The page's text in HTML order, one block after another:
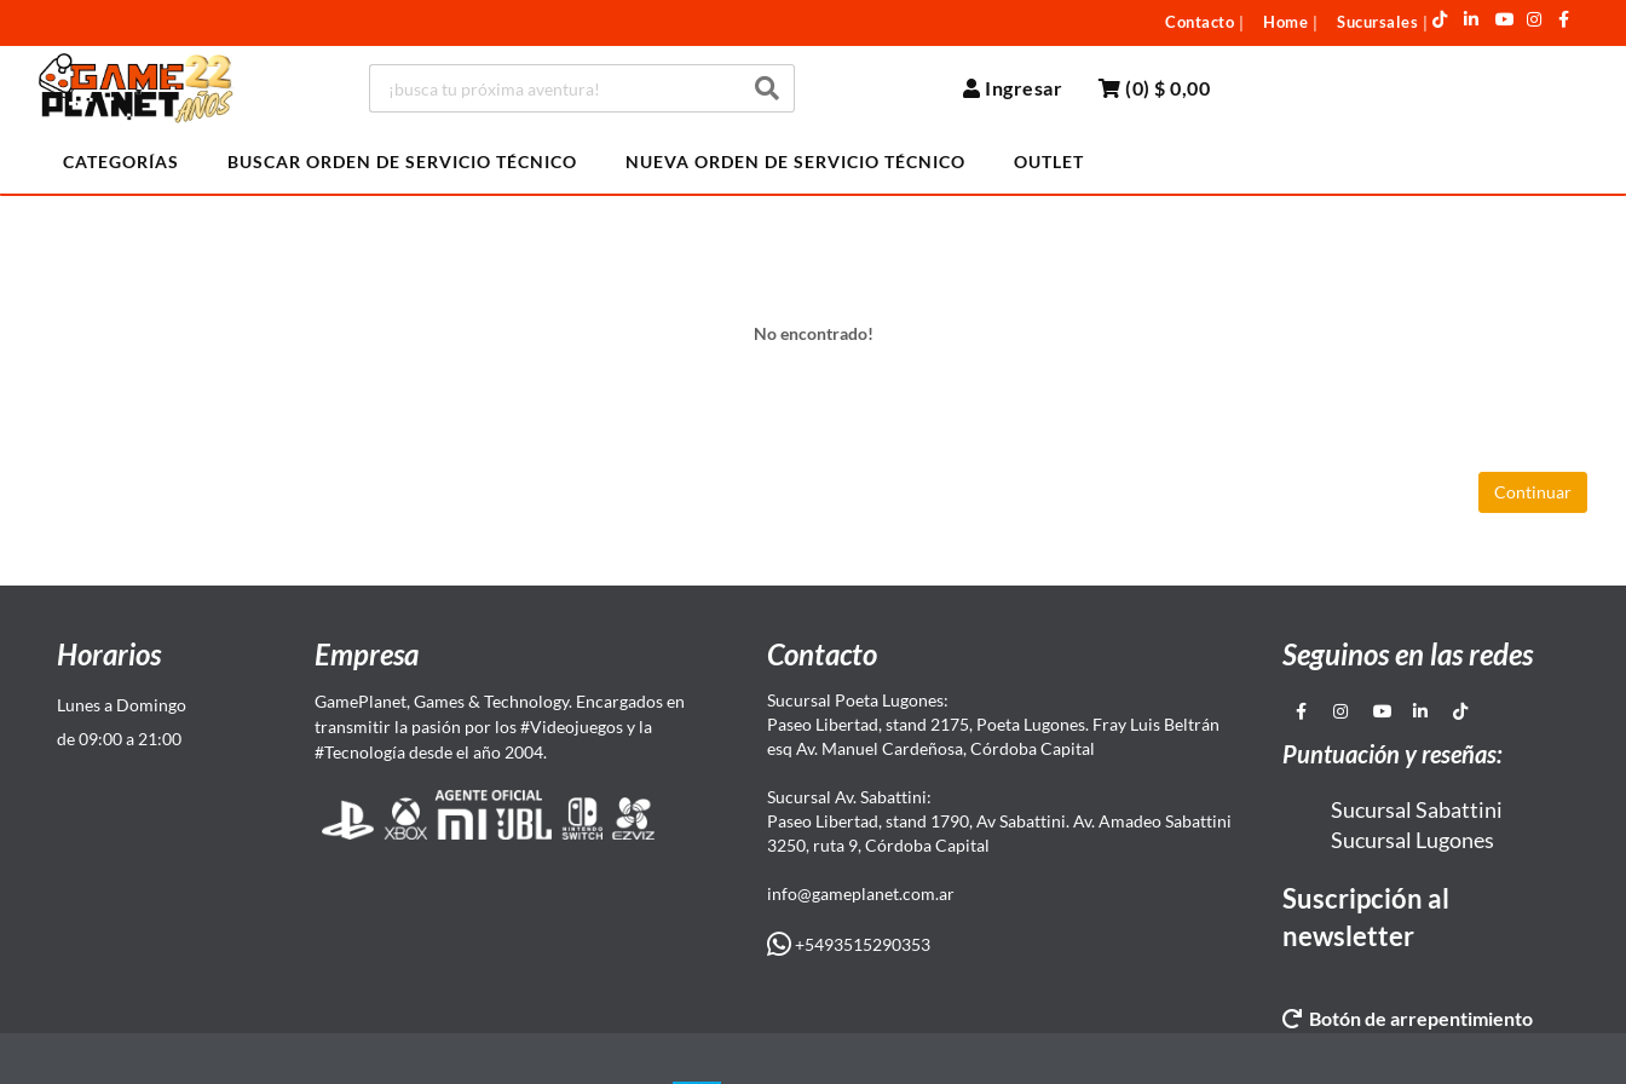
Contacto Home Sucursales
Ingresar (0)$ 0,00
CATEGORÍAS BUSCAR ORDEN DE SERVICIO TÉCNICO NUEVA ORDEN DE SERVICIO TÉCNICO OUTLET
No encontrado!
Continuar
Horarios
Lunes a Domingo
de 09:00 a 21:00
Empresa
GamePlanet, Games & Technology. Encargados en
transmitir la pasión por los #Videojuegos y la
#Tecnología desde el año 2004.
Contacto
Sucursal Poeta Lugones:
Paseo Libertad, stand 2175, Poeta Lugones. Fray Luis Beltrán
esq Av. Manuel Cardeñosa, Córdoba Capital
Sucursal Av. Sabattini:
Paseo Libertad, stand 1790, Av Sabattini. Av. Amadeo Sabattini
3250, ruta 9, Córdoba Capital
info@gameplanet.com.ar
+5493515290353
Seguinos en las redes
Puntuación y reseñas:
Sucursal Sabattini
Sucursal Lugones
Suscripción al
newsletter
Botón de arrepentimiento